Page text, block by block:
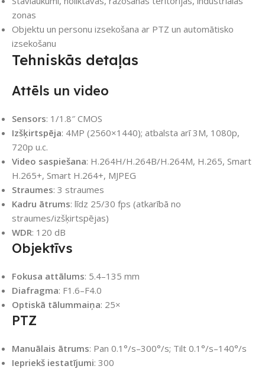
zonas
Objektu un personu izsekošana ar PTZ un automātisko
izsekošanu
Tehniskās detaļas
Attēls un video
Sensors: 1/1.8″ CMOS
Izšķirtspēja: 4MP (2560×1440); atbalsta arī 3M, 1080p,
720p u.c.
Video saspiešana: H.264H/H.264B/H.264M, H.265, Smart
H.265+, Smart H.264+, MJPEG
Straumes: 3 straumes
Kadru ātrums: līdz 25/30 fps (atkarībā no
straumes/izšķirtspējas)
WDR: 120 dB
Objektīvs
Fokusa attālums: 5.4–135 mm
Diafragma: F1.6–F4.0
Optiskā tālummaiņa: 25×
PTZ
Manuālais ātrums: Pan 0.1°/s–300°/s; Tilt 0.1°/s–140°/s
Iepriekš iestatījumi: 300